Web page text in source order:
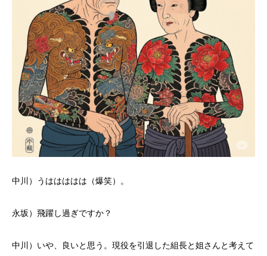
中川）うははははは（爆笑）。
永坂）飛躍し過ぎですか？
中川）いや、良いと思う。現役を引退した組長と姐さんと考えて